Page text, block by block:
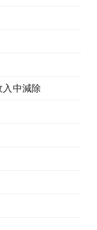
入中減除